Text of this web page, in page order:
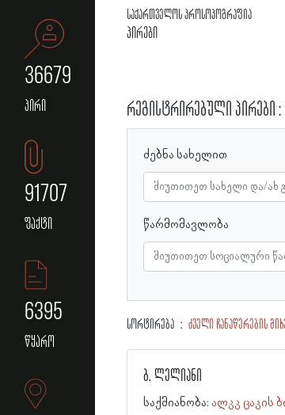
36679
პირი
91707
ფაქტი
6395
წყარო
საქართველოს პროსოპოგრაფია
პირები
რეგისტრირებული პირები
ძებნა სახელით
წარმომავლობა
სორტირება ძველი ჩანაწერების
ბ. ლელიანი
საქმიანობა: ალკკ ცაკის